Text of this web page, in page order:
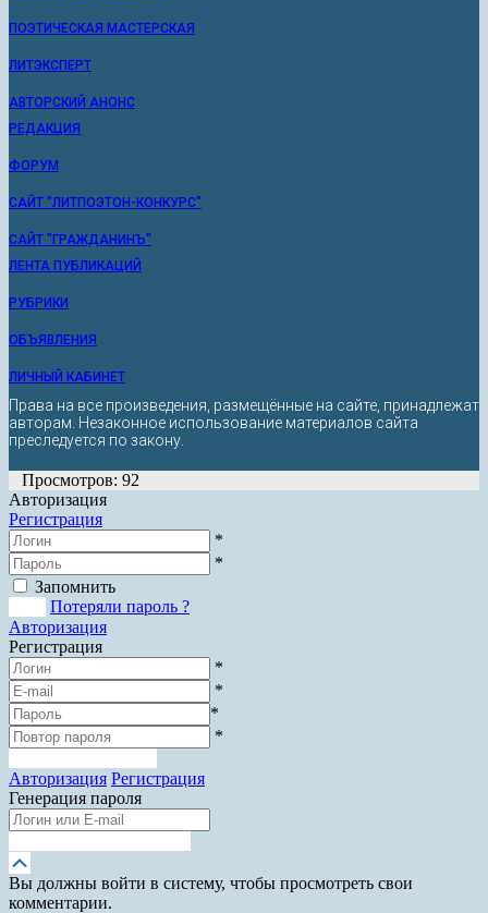
ПОЭТИЧЕСКАЯ МАСТЕРСКАЯ
ЛИТЭКСПЕРТ
АВТОРСКИЙ АНОНС
РЕДАКЦИЯ
ФОРУМ
САЙТ "ЛИТПОЭТОН-КОНКУРС"
САЙТ "ГРАЖДАНИНЪ"
ЛЕНТА ПУБЛИКАЦИЙ
РУБРИКИ
ОБЪЯВЛЕНИЯ
ЛИЧНЫЙ КАБИНЕТ
Права на все произведения, размещённые на сайте, принадлежат
авторам. Незаконное использование материалов сайта
преследуется по закону.
Просмотров: 92
Авторизация
Регистрация
*
*
Запомнить
Потеряли пароль ?
Авторизация
Регистрация
*
*
*
*
Авторизация Регистрация
Генерация пароля
вверх
Вы должны войти в систему, чтобы просмотреть свои
комментарии.